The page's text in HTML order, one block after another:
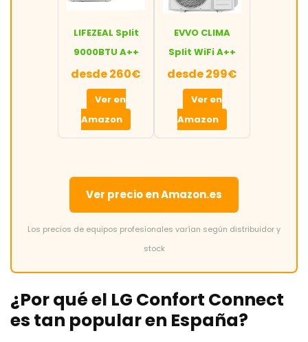
LIFEZEAL Split
9000BTU A++
desde 260€
Ver en
Amazon
EVVO CLIMA
Split WiFi A++
desde 299€
Ver en
Amazon
Ver precio en Amazon.es
Los precios de equipos profesionales varían según distribuidor y
stock
¿Por qué el LG Confort Connect
es tan popular en España?